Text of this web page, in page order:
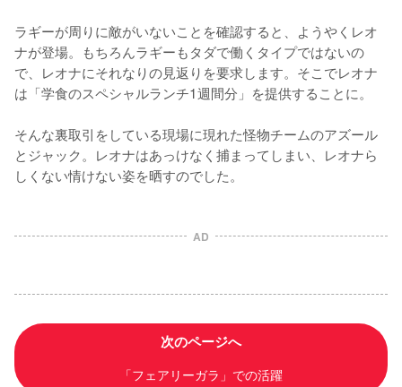
ラギーが周りに敵がいないことを確認すると、ようやくレオ
ナが登場。もちろんラギーもタダで働くタイプではないの
で、レオナにそれなりの見返りを要求します。そこでレオナ
は「学食のスペシャルランチ1週間分」を提供することに。
そんな裏取引をしている現場に現れた怪物チームのアズール
とジャック。レオナはあっけなく捕まってしまい、レオナら
しくない情けない姿を晒すのでした。
AD
次のページへ
「フェアリーガラ」での活躍